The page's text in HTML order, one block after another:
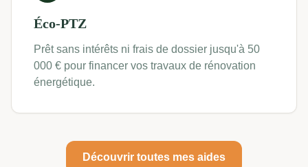
Éco-PTZ
Prêt sans intérêts ni frais de dossier jusqu'à 50
000 € pour financer vos travaux de rénovation
énergétique.
Découvrir toutes mes aides